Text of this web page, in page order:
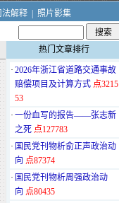
法解释|
照片影集
热门文章排行
· 2026年浙江省道路交通事故
赔偿项目及计算方式 点3215
53
· 一份血写的报告——张志新
之死 点127783
· 国民党刊物析俞正声政治动
向 点87374
· 国民党刊物析周强政治动
向 点80435